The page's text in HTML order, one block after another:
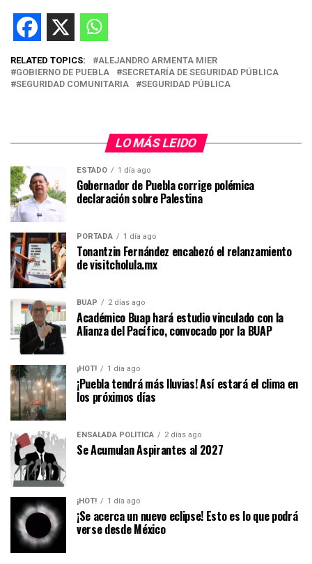
RELATED TOPICS:
ALEJANDRO ARMENTA MIER
GOBIERNO DE PUEBLA
SECRETARÍA DE SEGURIDAD PÚBLICA
SEGURIDAD COMUNITARIA
SEGURIDAD PÚBLICA
LO MÁS LEIDO
ESTADO 1 día ago
Gobernador de Puebla corrige polémica
declaración sobre Palestina
PORTADA 1 día ago
Tonantzin Fernández encabezó el relanzamiento
de visitcholula.mx
BUAP 2 días ago
Académico Buap hará estudio vinculado con la
Alianza del Pacífico, convocado por la BUAP
¡HOT! 1 día ago
¡Puebla tendrá más lluvias! Así estará el clima en
los próximos días
ENSALADA POLÍTICA 2 días ago
Se Acumulan Aspirantes al 2027
¡HOT! 1 día ago
¡Se acerca un nuevo eclipse! Esto es lo que podrá
verse desde México